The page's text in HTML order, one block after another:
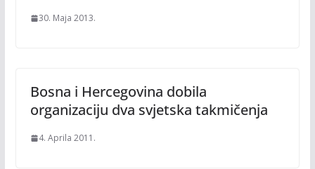
30. Maja 2013.
Bosna i Hercegovina dobila
organizaciju dva svjetska takmičenja
4. Aprila 2011.